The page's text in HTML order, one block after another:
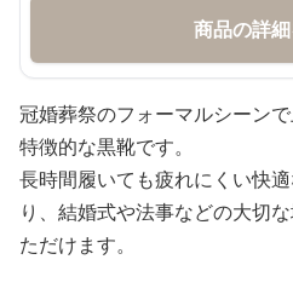
商品の詳
冠婚葬祭のフォーマルシーン
特徴的な黒靴です。
長時間履いても疲れにくい快
り、結婚式や法事などの大切
ただけます。